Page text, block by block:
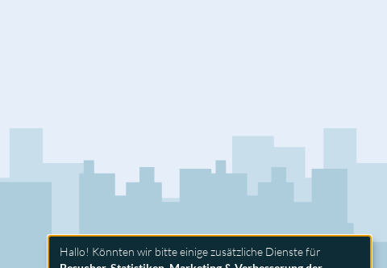
Hallo! Könnten wir bitte einige zusätzliche Dienste für